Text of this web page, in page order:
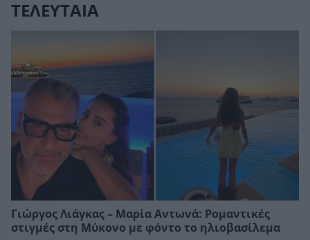
ΤΕΛΕΥΤΑΙΑ
Γιώργος Λιάγκας – Μαρία Αντωνά: Ρομαντικές
στιγμές στη Μύκονο με φόντο το ηλιοβασίλεμα